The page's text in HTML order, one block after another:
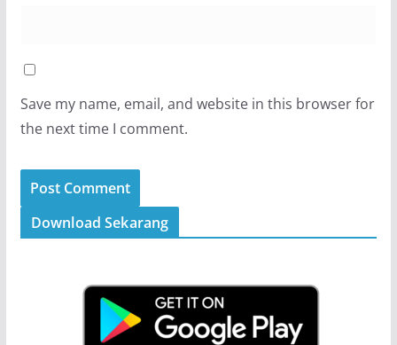
Save my name, email, and website in this browser for
the next time I comment.
Download Sekarang